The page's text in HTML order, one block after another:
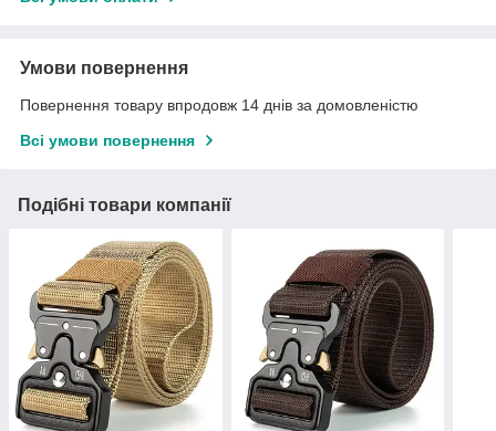
Умови повернення
Повернення товару впродовж 14 днів за домовленістю
Всі умови повернення
Подібні товари компанії